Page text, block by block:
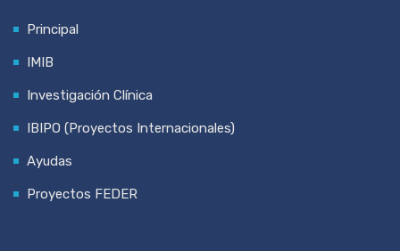
Principal
IMIB
Investigación Clínica
IBIPO (Proyectos Internacionales)
Ayudas
Proyectos FEDER